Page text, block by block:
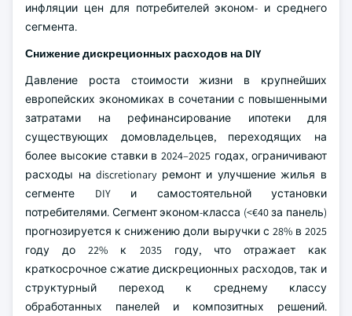
инфляции цен для потребителей эконом- и среднего
сегмента.
Снижение дискреционных расходов на DIY
Давление роста стоимости жизни в крупнейших
европейских экономиках в сочетании с повышенными
затратами на рефинансирование ипотеки для
существующих домовладельцев, переходящих на
более высокие ставки в 2024–2025 годах, ограничивают
расходы на discretionary ремонт и улучшение жилья в
сегменте DIY и самостоятельной установки
потребителями. Сегмент эконом-класса (<€40 за панель)
прогнозируется к снижению доли выручки с 28% в 2025
году до 22% к 2035 году, что отражает как
краткосрочное сжатие дискреционных расходов, так и
структурный переход к среднему классу
обработанных панелей и композитных решений.